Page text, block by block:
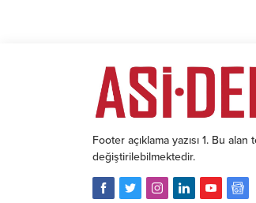
Footer açıklama yazısı 1. Bu alan
değiştirilebilmektedir.